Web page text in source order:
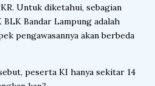
Untuk diketahui, sebagian
Bandar Lampung adalah
pengawasannya akan berbeda
peserta KI hanya sekitar 14